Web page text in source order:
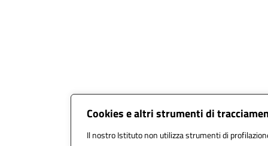
Cookies e altri strumenti di
Il nostro Istituto non utilizza strumenti di